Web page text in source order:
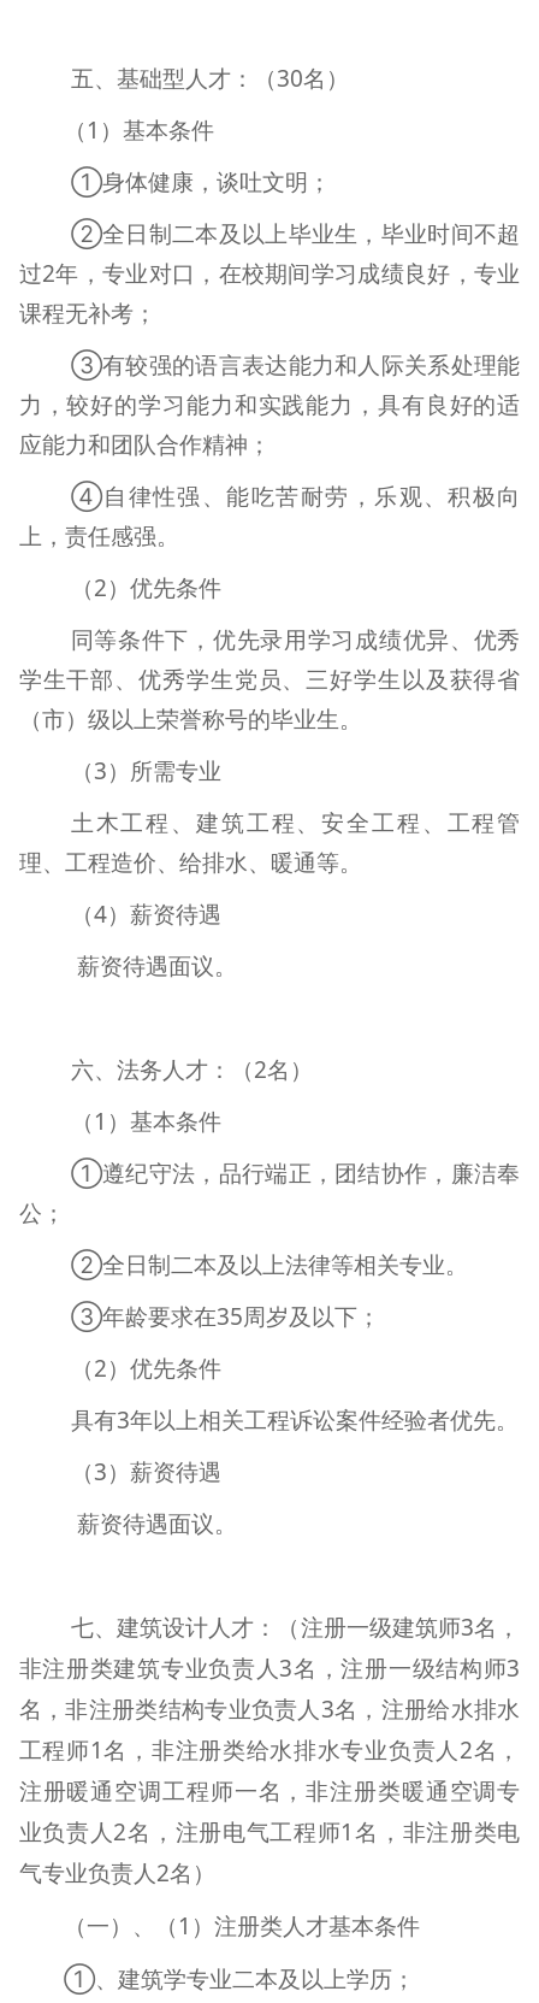
五、 基础型人才：（30名）
（1 ）基本条件
①身体健康，谈吐文明；
②全日制二本及以上毕业生，毕业时间不超
过2年，专业对口，在校期间学习成绩良好，专业
课程无补考；
③有较强的语言表达能力和人际关系处理能
力，较好的学习能力和实践能力，具有良好的适
应能力和团队合作精神；
④自律性强、能吃苦耐劳，乐观、积极向
上，责任感强。
（2）优先条件
同等条件下，优先录用学习成绩优异、优秀
学生干部、优秀学生党员、三好学生以及获得省
（市）级以上荣誉称号的毕业生。
（3）所需专业
土木工程、建筑工程、安全工程、工程管
理、工程造价、给排水、暖通等。
（4）薪资待遇
薪资待遇面议。
六、 法务人才：（2名）
（1 ）基本条件
①遵纪守法，品行端正，团结协作，廉洁奉
公；
②全日制二本及以上法律等相关专业。
③年龄要求在35周岁及以下；
（2）优先条件
具有3年以上相关工程诉讼案件经验者优先。
（3）薪资待遇
薪资待遇面议。
七、 建筑设计人才：（注册一级建筑师3名，
非注册类建筑专业负责人3名，注册一级结构师3
名，非注册类结构专业负责人3名，注册给水排水
工程师1名，非注册类给水排水专业负责人2名，
注册暖通空调工程师一名，非注册类暖通空调专
业负责人2名，注册电气工程师1名，非注册类电
气专业负责人2名）
（一）、（1 ）注册类人才基本条件
①、建筑学专业二本及以上学历；